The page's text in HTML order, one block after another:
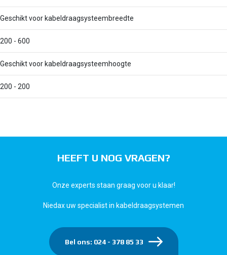
Geschikt voor kabeldraagsysteembreedte
200 - 600
Geschikt voor kabeldraagsysteemhoogte
200 - 200
HEEFT U NOG VRAGEN?
Onze experts staan graag voor u klaar!
Niedax uw specialist in kabeldraagsystemen
Bel ons: 024 - 378 85 33